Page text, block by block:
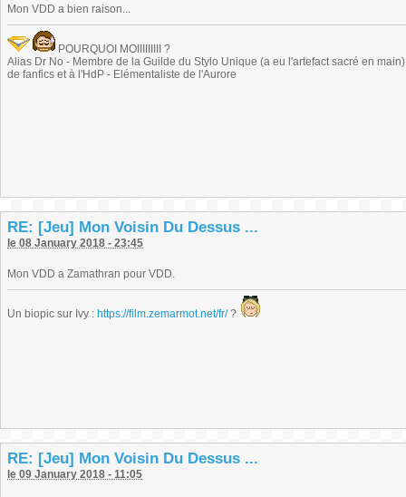
Mon VDD a bien raison...
POURQUOI MOIIIIIIIII ?
Alias Dr No - Membre de la Guilde du Stylo Unique (a eu l'artefact sacré en
de fanfics et à l'HdP - Elémentaliste de l'Aurore
RE: [Jeu] Mon Voisin Du Dessus ...
le 08 January 2018 - 23:45
Mon VDD a Zamathran pour VDD.
Un biopic sur Ivy : https://film.zemarmot.net/fr/?
RE: [Jeu] Mon Voisin Du Dessus ...
le 09 January 2018 - 11:05